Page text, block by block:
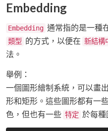
Embedding
Embedding 通常指的是一種
類型 的方式，以便在 新結構
法。
舉例：
一個圖形繪制系統，可以畫
形和矩形。這些圖形都有一
色，但也有一些 特定 於每種